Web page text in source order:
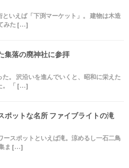
いえば「下渕マーケット」。 建物は木造
みた […]
集落の廃神社に参拝
。 沢沿いを進んでいくと、昭和に栄えた
。 「 […]
ポットな名所 ファイブライトの滝
ースポットといえば滝。涼めるし一石二鳥
ま […]